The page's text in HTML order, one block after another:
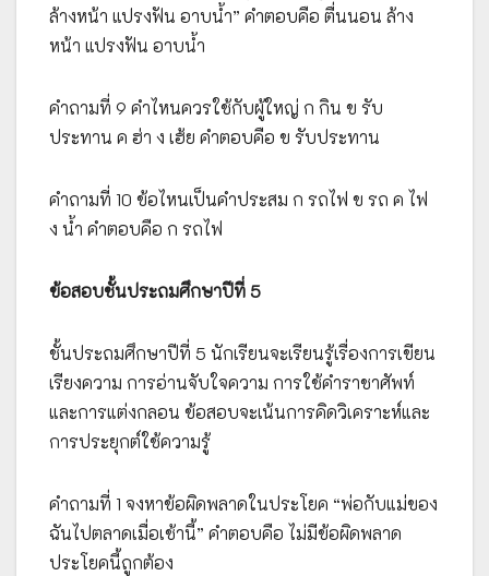
ล้างหน้า แปรงฟัน อาบน้ำ” คำตอบคือ ตื่นนอน ล้าง
หน้า แปรงฟัน อาบน้ำ
คำถามที่ 9 คำไหนควรใช้กับผู้ใหญ่ ก กิน ข รับ
ประทาน ค ฮ่า ง เฮ้ย คำตอบคือ ข รับประทาน
คำถามที่ 10 ข้อไหนเป็นคำประสม ก รถไฟ ข รถ ค ไฟ
ง น้ำ คำตอบคือ ก รถไฟ
ข้อสอบชั้นประถมศึกษาปีที่ 5
ชั้นประถมศึกษาปีที่ 5 นักเรียนจะเรียนรู้เรื่องการเขียน
เรียงความ การอ่านจับใจความ การใช้คำราชาศัพท์
และการแต่งกลอน ข้อสอบจะเน้นการคิดวิเคราะห์และ
การประยุกต์ใช้ความรู้
คำถามที่ 1 จงหาข้อผิดพลาดในประโยค “พ่อกับแม่ของ
ฉันไปตลาดเมื่อเช้านี้” คำตอบคือ ไม่มีข้อผิดพลาด
ประโยคนี้ถูกต้อง